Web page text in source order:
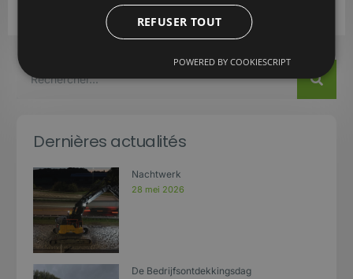
Dernières actualités
Nachtwerk
28 mei 2026
De Bedrijfsontdekkingsdag
REFUSER TOUT
POWERED BY COOKIESCRIPT